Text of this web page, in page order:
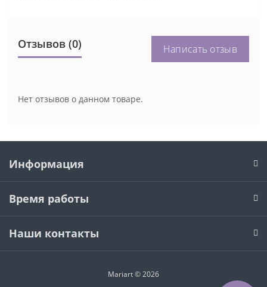
Отзывов (0) Написать отзыв
Нет отзывов о данном товаре.
Информация
Время работы
Наши контакты
Mariart © 2026